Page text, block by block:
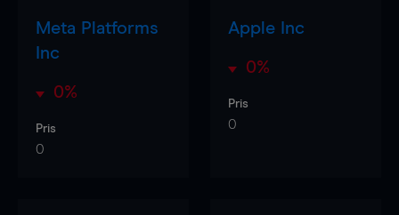
Meta Platforms
Inc
0%
Pris
0
Apple Inc
0%
Pris
0